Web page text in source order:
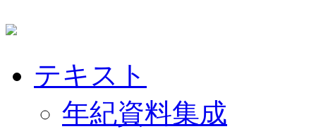
テキスト
年紀資料集成